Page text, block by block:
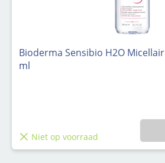
Bioderma Sensibio H2O
ml
Niet op voorraad